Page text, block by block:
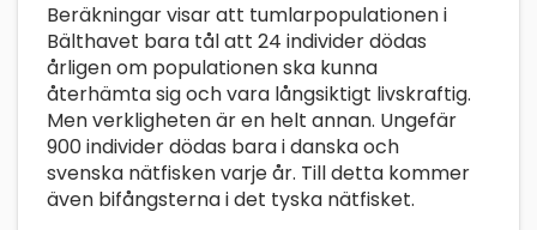
Beräkningar visar att tumlarpopulationen i
Bälthavet bara tål att 24 individer dödas
årligen om populationen ska kunna
återhämta sig och vara långsiktigt livskraftig.
Men verkligheten är en helt annan. Ungefär
900 individer dödas bara i danska och
svenska nätfisken varje år. Till detta kommer
även bifångsterna i det tyska nätfisket.